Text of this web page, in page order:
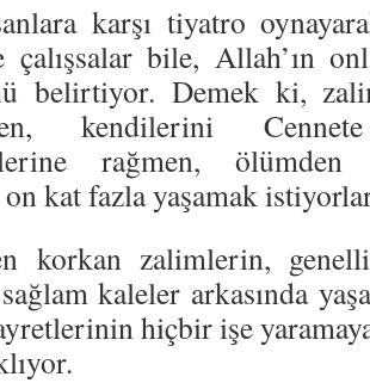
karşı tiyatro
çalışsalar bile, Allah’ın
belirtiyor. Demek ki,
kendilerini
rağmen,
kat fazla yaşamak
korkan zalimlerin,
sağlam kaleler arkasında
hiçbir işe